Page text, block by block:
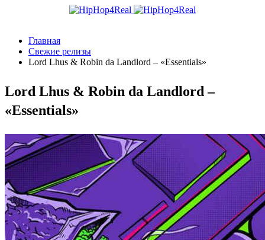
Главная
Свежие релизы
Lord Lhus & Robin da Landlord – «Essentials»
Lord Lhus & Robin da Landlord –
«Essentials»